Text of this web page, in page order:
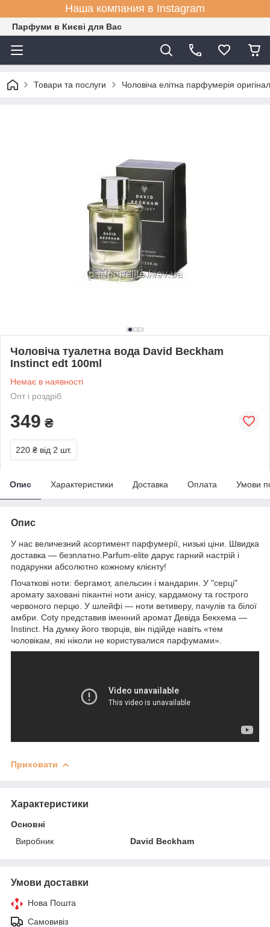
Наша компания в Instagram
Парфуми в Києві для Вас
Товари та послуги Чоловіча елітна парфумерія оригінал
Чоловіча туалетна вода David Beckham
Instinct edt 100ml
Немає в наявності
Опт і роздріб
349 ₴
220 ₴ від 2 шт.
Опис Характеристики Доставка Оплата Умови
Опис
У нас величезний асортимент парфумерії, низькі ціни. Швидка
доставка — безплатно.Parfum-elite дарує гарний настрій і
подарунки абсолютно кожному клієнту!
Початкові ноти: бергамот, апельсин і мандарин. У "серці"
аромату заховані пікантні ноти анісу, кардамону та гострого
червоного перцю. У шлейфі — ноти ветиверу, пачулів та білої
амбри. Coty представив іменний аромат Девіда Бекхема —
Instinct. На думку його творців, він підійде навіть «тем
чоловікам, які ніколи не користувалися парфумами».
Приховати
Характеристики
Основні
Виробник
David Beckham
Умови доставки
Нова Пошта
Самовивіз